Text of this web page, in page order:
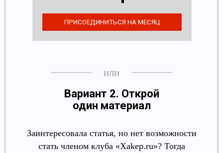
Вариант 2. Открой
один материал
Заинтересовала статья, но нет возможности
стать членом клуба «Xakep.ru»? Тогда